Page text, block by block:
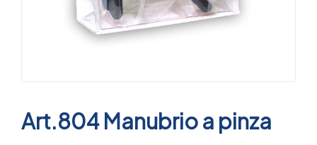
Art.804 Manubrio a pinza